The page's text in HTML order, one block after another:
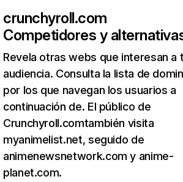
crunchyroll.com
Competidores y
Revela otras webs que interesan a
audiencia. Consulta la lista de
por los que navegan los usuarios a
continuación de. El público de
Crunchyroll.comtambién visita
myanimelist.net, seguido de
animenewsnetwork.com y anime-
planet.com.